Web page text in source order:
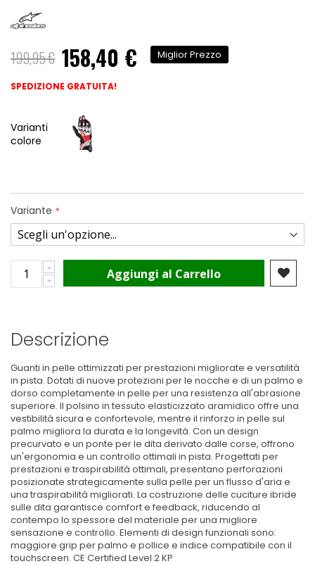
199,95 € 158,40 € Miglior Prezzo
SPEDIZIONE GRATUITA!
Varianti
colore
Variante
Aggiungi al Carrello
Descrizione
Guanti in pelle ottimizzati per prestazioni migliorate e versatilità
in pista. Dotati di nuove protezioni per le nocche e di un palmo e
dorso completamente in pelle per una resistenza all'abrasione
superiore. Il polsino in tessuto elasticizzato aramidico offre una
vestibilità sicura e confortevole, mentre il rinforzo in pelle sul
palmo migliora la durata e la longevità. Con un design
precurvato e un ponte per le dita derivato dalle corse, offrono
un'ergonomia e un controllo ottimali in pista. Progettati per
prestazioni e traspirabilità ottimali, presentano perforazioni
posizionate strategicamente sulla pelle per un flusso d'aria e
una traspirabilità migliorati. La costruzione delle cuciture ibride
sulle dita garantisce comfort e feedback, riducendo al
contempo lo spessore del materiale per una migliore
sensazione e controllo. Elementi di design funzionali sono:
maggiore grip per palmo e pollice e indice compatibile con il
touchscreen. CE Certified Level 2 KP